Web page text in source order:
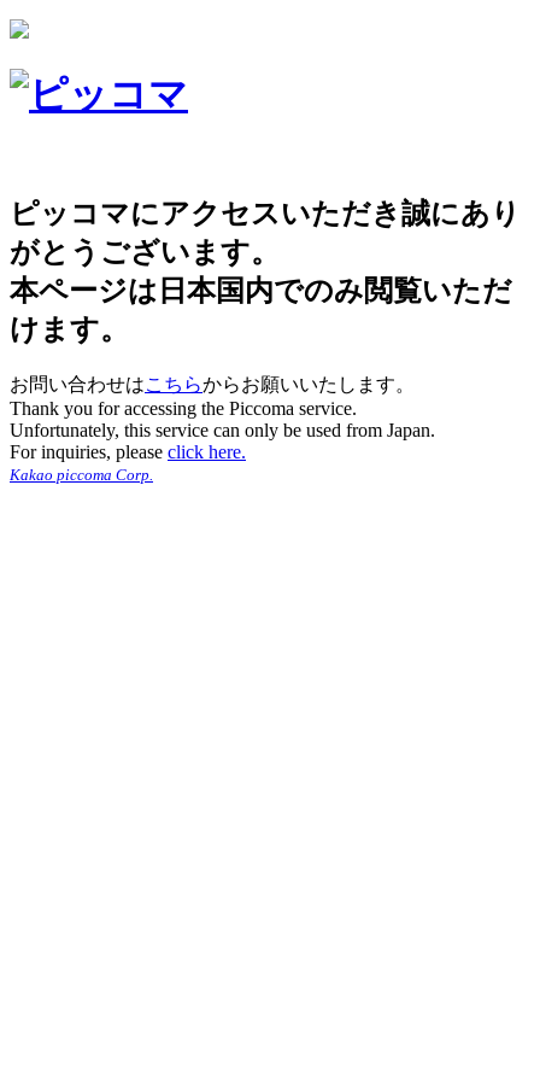
ピッコマにアクセスいただき誠にあり
がとうございます。
本ページは日本国内でのみ閲覧いただ
けます。
お問い合わせはこちらからお願いいたします。
Thank you for accessing the Piccoma service.
Unfortunately, this service can only be used from Japan.
For inquiries, please click here.
Kakao piccoma Corp.